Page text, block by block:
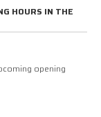
HOURS IN THE
opening